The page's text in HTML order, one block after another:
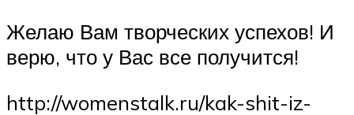
Желаю Вам творческих успехов! И
верю, что у Вас все получится!
http://womenstalk.ru/kak-shit-iz-